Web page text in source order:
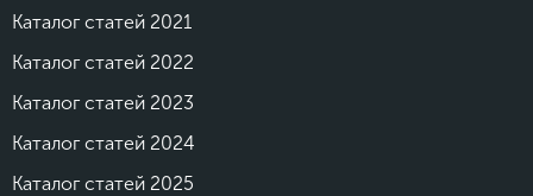
Каталог статей 2021
Каталог статей 2022
Каталог статей 2023
Каталог статей 2024
Каталог статей 2025